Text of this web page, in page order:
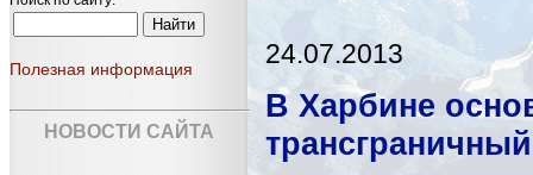
Полезная информация
НОВОСТИ САЙТА
24.07.2013
В Харбине